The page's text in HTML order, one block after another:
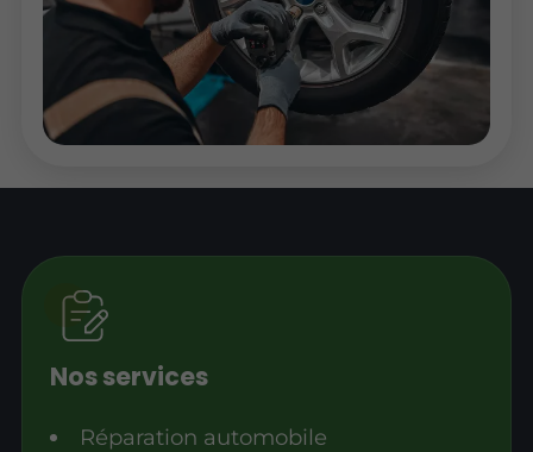
Nos services
Réparation automobile